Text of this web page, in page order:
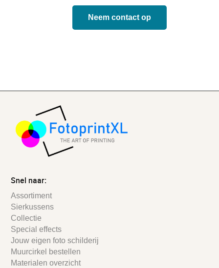
Neem contact op
Snel naar:
Assortiment
Sierkussens
Collectie
Special effects
Jouw eigen foto schilderij
Muurcirkel bestellen
Materialen overzicht